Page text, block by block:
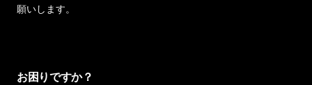
願いします。
お困りですか？